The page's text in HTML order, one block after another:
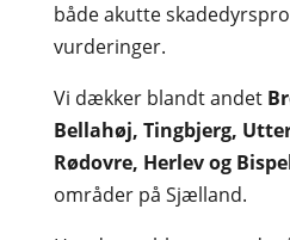
både akutte
vurderinger.
Vi dækker blandt andet
Bellahøj, Tingbjerg,
Rødovre, Herlev og
områder på Sjælland.